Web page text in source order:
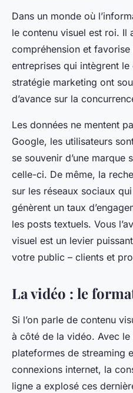
Dans un monde où
le contenu visuel est roi. Il
compréhension et favorise
entreprises qui intègrent
stratégie marketing ont
d’avance sur la
Les données ne mentent
Google, les utilisateurs
se souvenir d’une marque
celle-ci. De même, la
sur les réseaux sociaux
génèrent un taux
les posts textuels. Vous
visuel est un levier
votre public – clients et
La vidéo : le
Si l’on parle de contenu
à côté de la vidéo. Avec
plateformes de streaming
connexions internet, la
ligne a explosé ces